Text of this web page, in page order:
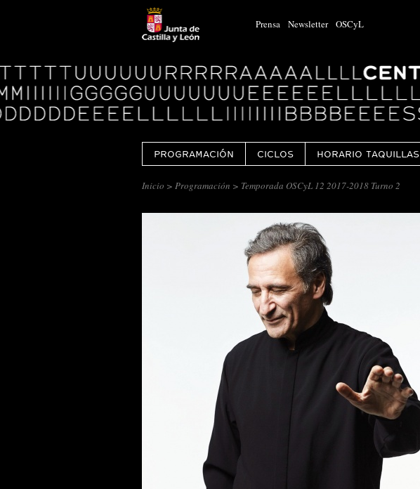
Prensa Newsletter OSCyL
Logo
Centro
Cultural
Miguel
Delibes
PROGRAMACIÓN CICLOS HORARIO TAQUILLAS
Inicio > Programación > Temporada OSCyL 12 2017-2018 Turno 2